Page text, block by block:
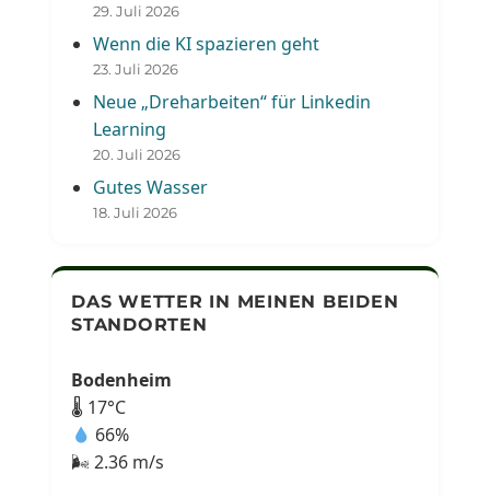
29. Juli 2026
Wenn die KI spazieren geht
23. Juli 2026
Neue „Dreharbeiten“ für Linkedin
Learning
20. Juli 2026
Gutes Wasser
18. Juli 2026
DAS WETTER IN MEINEN BEIDEN
STANDORTEN
Bodenheim
🌡 17°C
66%
🌬 2.36 m/s